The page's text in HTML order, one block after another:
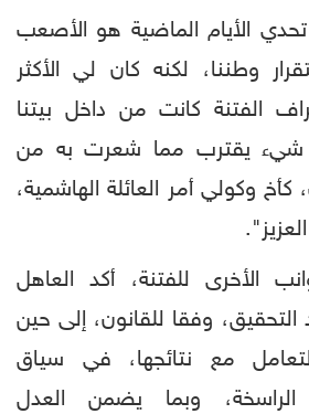
الأيام الماضية هو الأصعب
وطننا، لكنه كان لي الأكثر
الفتنة كانت من داخل بيتنا
شيء يقترب مما شعرت به من
وكولي أمر العائلة الهاشمية،
الأخرى للفتنة، أكد العاهل
التحقيق، وفقا للقانون، إلى حين
مع نتائجها، في سياق
وبما يضمن العدل